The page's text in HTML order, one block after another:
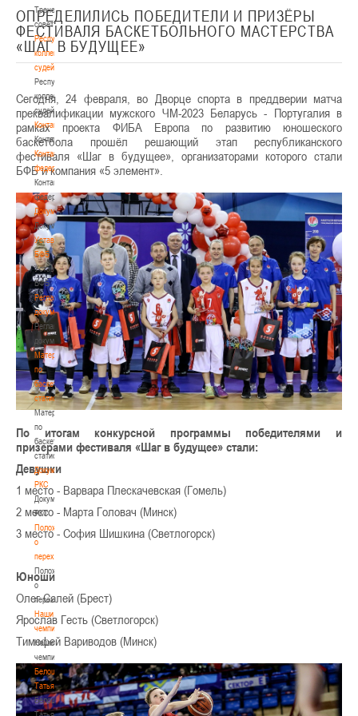
Тренерский
совет
Республиканская
коллегия
судей
Республиканская
коллегия
судей
Контакты
Контакты
Контакты
федерации
Контакты
федерации
Документы
Документы
Устав
БФБ
Устав
БФБ
Регламентирующие
документы
Регламентирующие
документы
Материалы
по
баскетбольной
статистике
Материалы
по
баскетбольной
статистике
Документы
РКС
Документы
РКС
Положение
о
переходах
Положение
о
переходах
Наши
чемпионы
Наши
чемпионы
Белошапко
Татьяна
Белошапко
Татьяна
ОПРЕДЕЛИЛИСЬ ПОБЕДИТЕЛИ И ПРИЗЁРЫ
ФЕСТИВАЛЯ БАСКЕТБОЛЬНОГО МАСТЕРСТВА
«ШАГ В БУДУЩЕЕ»
Сегодня, 24 февраля, во Дворце спорта в преддверии матча
преквалификации мужского ЧМ-2023 Беларусь - Португалия в
рамках проекта ФИБА Европа по развитию юношеского
баскетбола прошёл решающий этап республиканского
фестиваля «Шаг в будущее», организаторами которого стали
БФБ и компания «5 элемент».
По итогам конкурсной программы победителями и
призерами фестиваля «Шаг в будущее» стали:
Девушки
1 место - Варвара Плескачевская (Гомель)
2 место - Марта Головач (Минск)
3 место - София Шишкина (Светлогорск)
Юноши
Олег Салей (Брест)
Ярослав Гесть (Светлогорск)
Тимофей Вариводов (Минск)